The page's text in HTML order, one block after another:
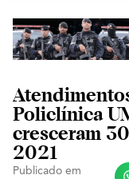
Policlínica
cresceram
2021
Publicado em